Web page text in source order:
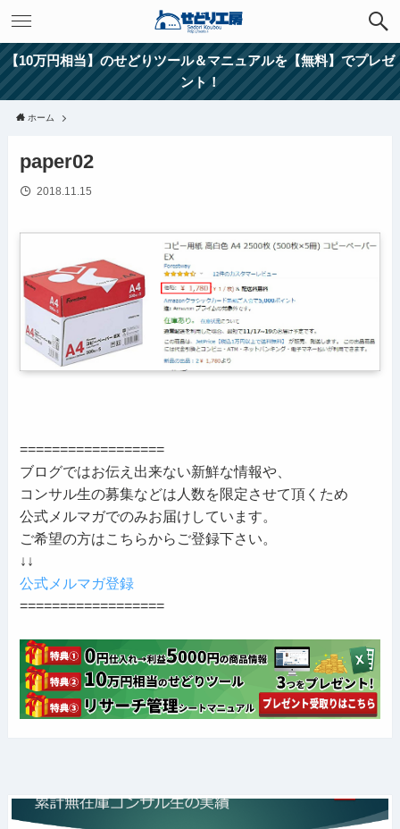
【10万円相当】のせどりツール＆マニュアルを【無料】でプレゼ
ント！
ホーム
paper02
2018.11.15
==================
ブログではお伝え出来ない新鮮な情報や、
コンサル生の募集などは人数を限定させて頂くため
公式メルマガでのみお届けしています。
ご希望の方はこちらからご登録下さい。
↓↓
公式メルマガ登録
==================